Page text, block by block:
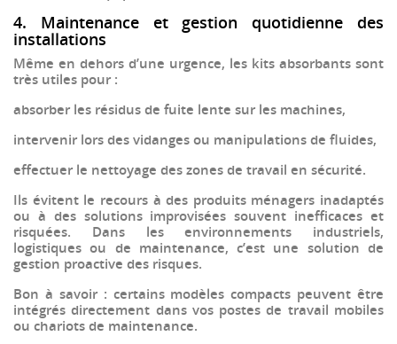
4. Maintenance et gestion quotidienne des
installations
Même en dehors d’une urgence, les kits absorbants sont
très utiles pour :
absorber les résidus de fuite lente sur les machines,
intervenir lors des vidanges ou manipulations de fluides,
effectuer le nettoyage des zones de travail en sécurité.
Ils évitent le recours à des produits ménagers inadaptés
ou à des solutions improvisées souvent inefficaces et
risquées. Dans les environnements industriels,
logistiques ou de maintenance, c’est une solution de
gestion proactive des risques.
Bon à savoir : certains modèles compacts peuvent être
intégrés directement dans vos postes de travail mobiles
ou chariots de maintenance.